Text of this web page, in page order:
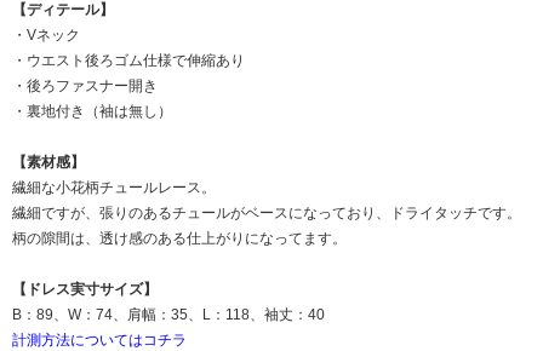
【ディテール】
・Vネック
・ウエスト後ろゴム仕様で伸縮あり
・後ろファスナー開き
・裏地付き（袖は無し）
【素材感】
繊細な小花柄チュールレース。
繊細ですが、張りのあるチュールがベースになっており、ドライタッチです。
柄の隙間は、透け感のある仕上がりになってます。
【ドレス実寸サイズ】
B：89、W：74、肩幅：35、L：118、袖丈：40
計測方法についてはコチラ